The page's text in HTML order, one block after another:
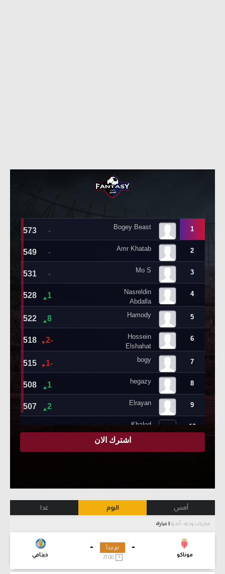
أمس اليوم غدا
مباريات ودية - أندية
-
موناكو
-
خيتافي
لم تبدأ
21:00